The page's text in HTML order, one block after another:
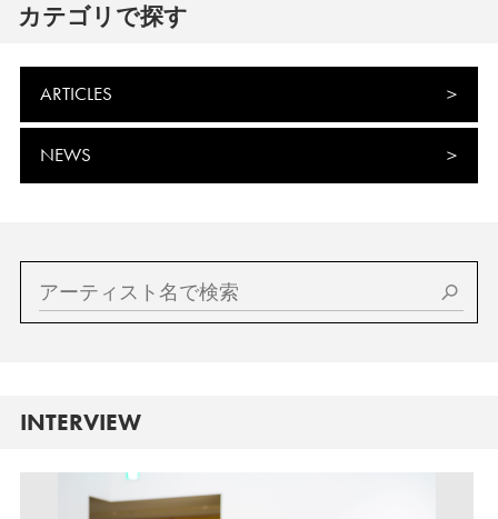
カテゴリで探す
ARTICLES
NEWS
INTERVIEW